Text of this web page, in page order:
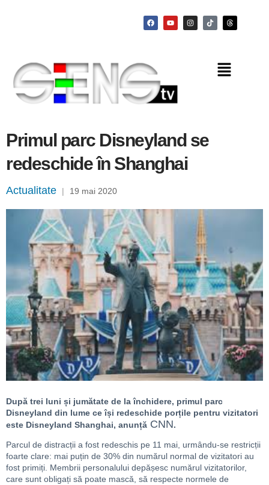
Primul parc Disneyland se
redeschide în Shanghai
Actualitate | 19 mai 2020
După trei luni și jumătate de la închidere, primul parc
Disneyland din lume ce își redeschide porțile pentru vizitatori
este Disneyland Shanghai, anunță CNN.
Parcul de distracții a fost redeschis pe 11 mai, urmându-se restricții
foarte clare: mai puțin de 30% din numărul normal de vizitatori au
fost primiți. Membrii personalului depășesc numărul vizitatorilor,
care sunt obligați să poate mască, să respecte normele de